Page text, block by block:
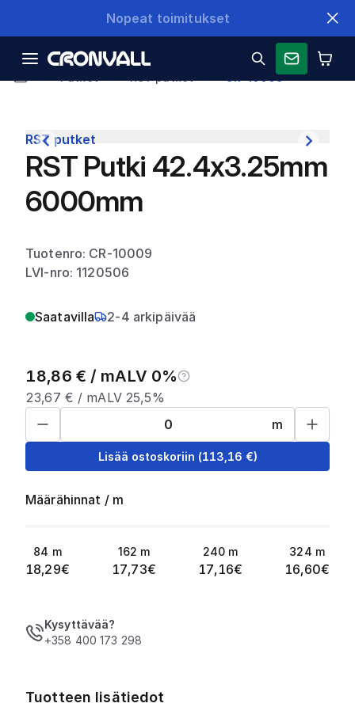
Nopeat toimitukset
CR-10009
RST putket
RST Putki 42.4x3.25mm
6000mm
Tuotenro: CR-10009
LVI-nro: 1120506
Saatavilla 2-4 arkipäivää
18,86 € / mALV 0%
23,67 € / mALV 25,5%
m
Lisää ostoskoriin (113,16 €)
Määrähinnat / m
84 m
18,29€
162 m
17,73€
240 m
17,16€
324 m
16,60€
Kysyttävää?
+358 400 173 298
Tuotteen lisätiedot